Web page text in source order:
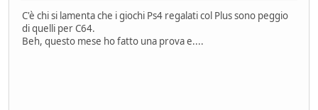
C'è chi si lamenta che i giochi Ps4 regalati col Plus sono peggio
di quelli per C64.
Beh, questo mese ho fatto una prova e....